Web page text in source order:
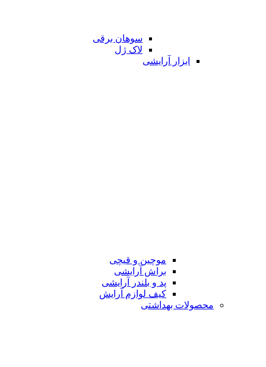
سوهان برقی
لاک ژل
ابزار آرایشی
موچین و قیچی
براش آرایشی
پد و بلندر آرایشی
کیف لوازم آرایش
محصولات بهداشتی